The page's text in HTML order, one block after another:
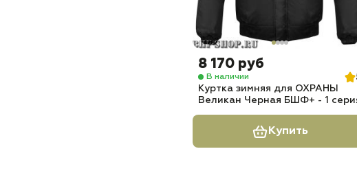
8 170 руб
В наличии
Куртка зимняя для ОХРАНЫ
Великан Черная БШФ+ - 1
Купить